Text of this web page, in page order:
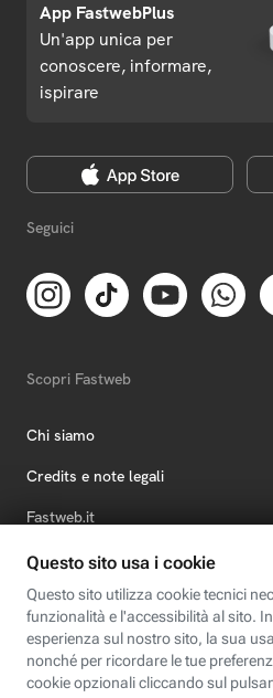
App FastwebPlus
Un'app unica per
conoscere, informare,
ispirare
Seguici
Scopri Fastweb
Chi siamo
Credits e note legali
Fastweb.it
Formazione
Fastweb Digital Academy
STEP FuturAbility District